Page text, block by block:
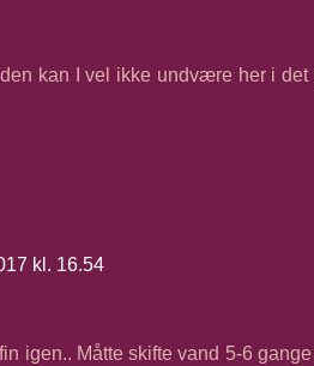
kan I vel ikke undvære her i det
kl. 16.54
igen.. Måtte skifte vand 5-6 gange